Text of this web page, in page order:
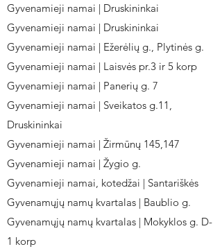
Gyvenamieji namai | Druskininkai
Gyvenamieji namai | Druskininkai
Gyvenamieji namai | Ežerėlių g., Plytinės g.
Gyvenamieji namai | Laisvės pr.3 ir 5 korp
Gyvenamieji namai | Panerių g. 7
Gyvenamieji namai | Sveikatos g.11,
Druskininkai
Gyvenamieji namai | Žirmūnų 145,147
Gyvenamieji namai | Žygio g.
Gyvenamieji namai, kotedžai | Santariškės
Gyvenamųjų namų kvartalas | Baublio g.
Gyvenamųjų namų kvartalas | Mokyklos g. D-
1 korp